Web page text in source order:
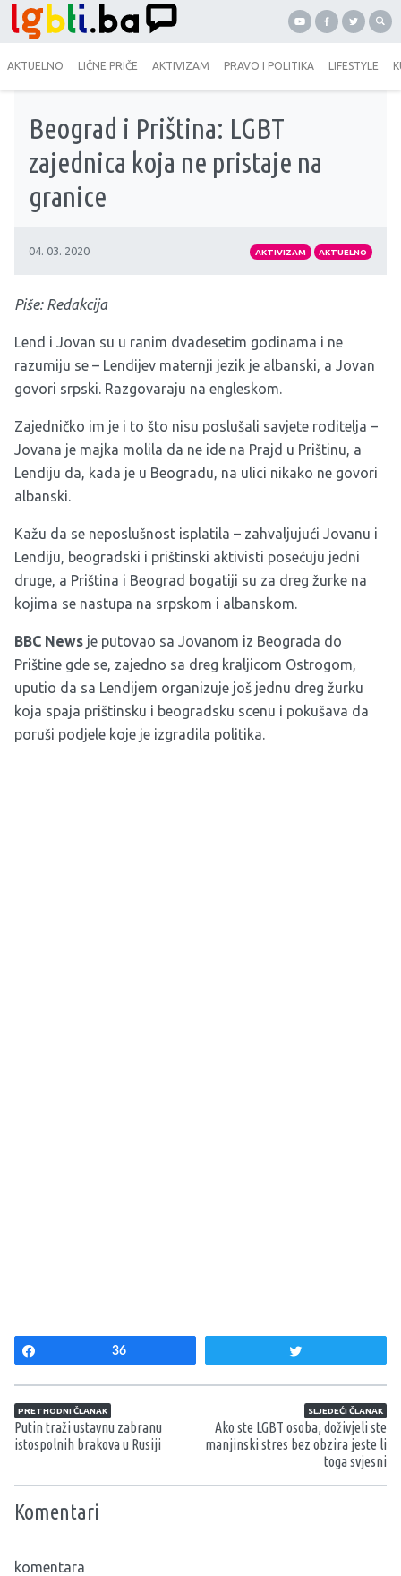
AKTUELNO LIČNE PRIČE AKTIVIZAM PRAVO I POLITIKA LIFESTYLE
Beograd i Priština: LGBT
zajednica koja ne pristaje na
granice
04. 03. 2020 AKTIVIZAM AKTUELNO
Piše: Redakcija
Lend i Jovan su u ranim dvadesetim godinama i ne
razumiju se – Lendijev maternji jezik je albanski, a Jovan
govori srpski. Razgovaraju na engleskom.
Zajedničko im je i to što nisu poslušali savjete roditelja –
Jovana je majka molila da ne ide na Prajd u Prištinu, a
Lendiju da, kada je u Beogradu, na ulici nikako ne govori
albanski.
Kažu da se neposlušnost isplatila – zahvaljujući Jovanu i
Lendiju, beogradski i prištinski aktivisti posećuju jedni
druge, a Priština i Beograd bogatiji su za dreg žurke na
kojima se nastupa na srpskom i albanskom.
BBC News je putovao sa Jovanom iz Beograda do
Prištine gde se, zajedno sa dreg kraljicom Ostrogom,
uputio da sa Lendijem organizuje još jednu dreg žurku
koja spaja prištinsku i beogradsku scenu i pokušava da
poruši podjele koje je izgradila politika.
36
Navigacija članaka
PRETHODNI ČLANAK
Putin traži ustavnu zabranu
istospolnih brakova u Rusiji
SLJEDEĆI ČLANAK
Ako ste LGBT osoba, doživjeli ste
manjinski stres bez obzira jeste li
toga svjesni
Komentari
komentara